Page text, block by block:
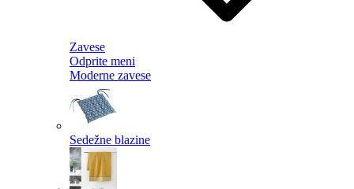
Zavese
Odprite meni
Moderne zavese
Sedežne blazine